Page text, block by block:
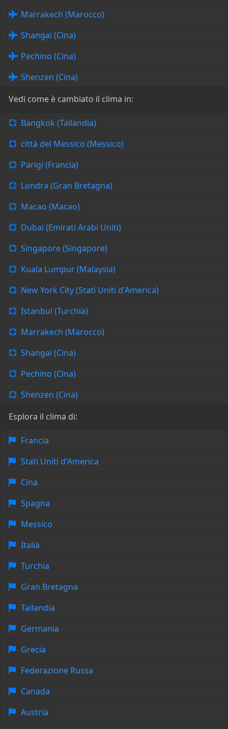
Marrakech (Marocco)
Shangai (Cina)
Pechino (Cina)
Shenzen (Cina)
Vedi come è cambiato il clima in:
Bangkok (Tailandia)
città del Messico (Messico)
Parigi (Francia)
Londra (Gran Bretagna)
Macao (Macao)
Dubai (Emirati Arabi Uniti)
Singapore (Singapore)
Kuala Lumpur (Malaysia)
New York City (Stati Uniti d'America)
Istanbul (Turchia)
Marrakech (Marocco)
Shangai (Cina)
Pechino (Cina)
Shenzen (Cina)
Esplora il clima di:
Francia
Stati Uniti d'America
Cina
Spagna
Messico
Italia
Turchia
Gran Bretagna
Tailandia
Germania
Grecia
Federazione Russa
Canada
Austria